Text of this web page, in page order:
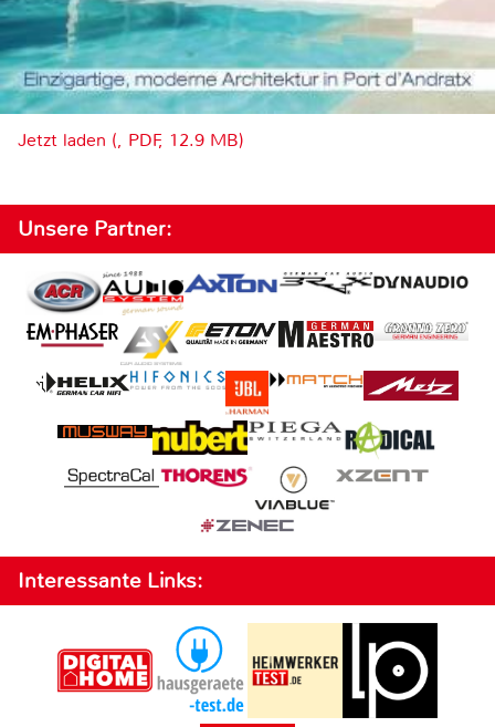
Jetzt laden (, PDF, 12.9 MB)
Unsere Partner:
Interessante Links: